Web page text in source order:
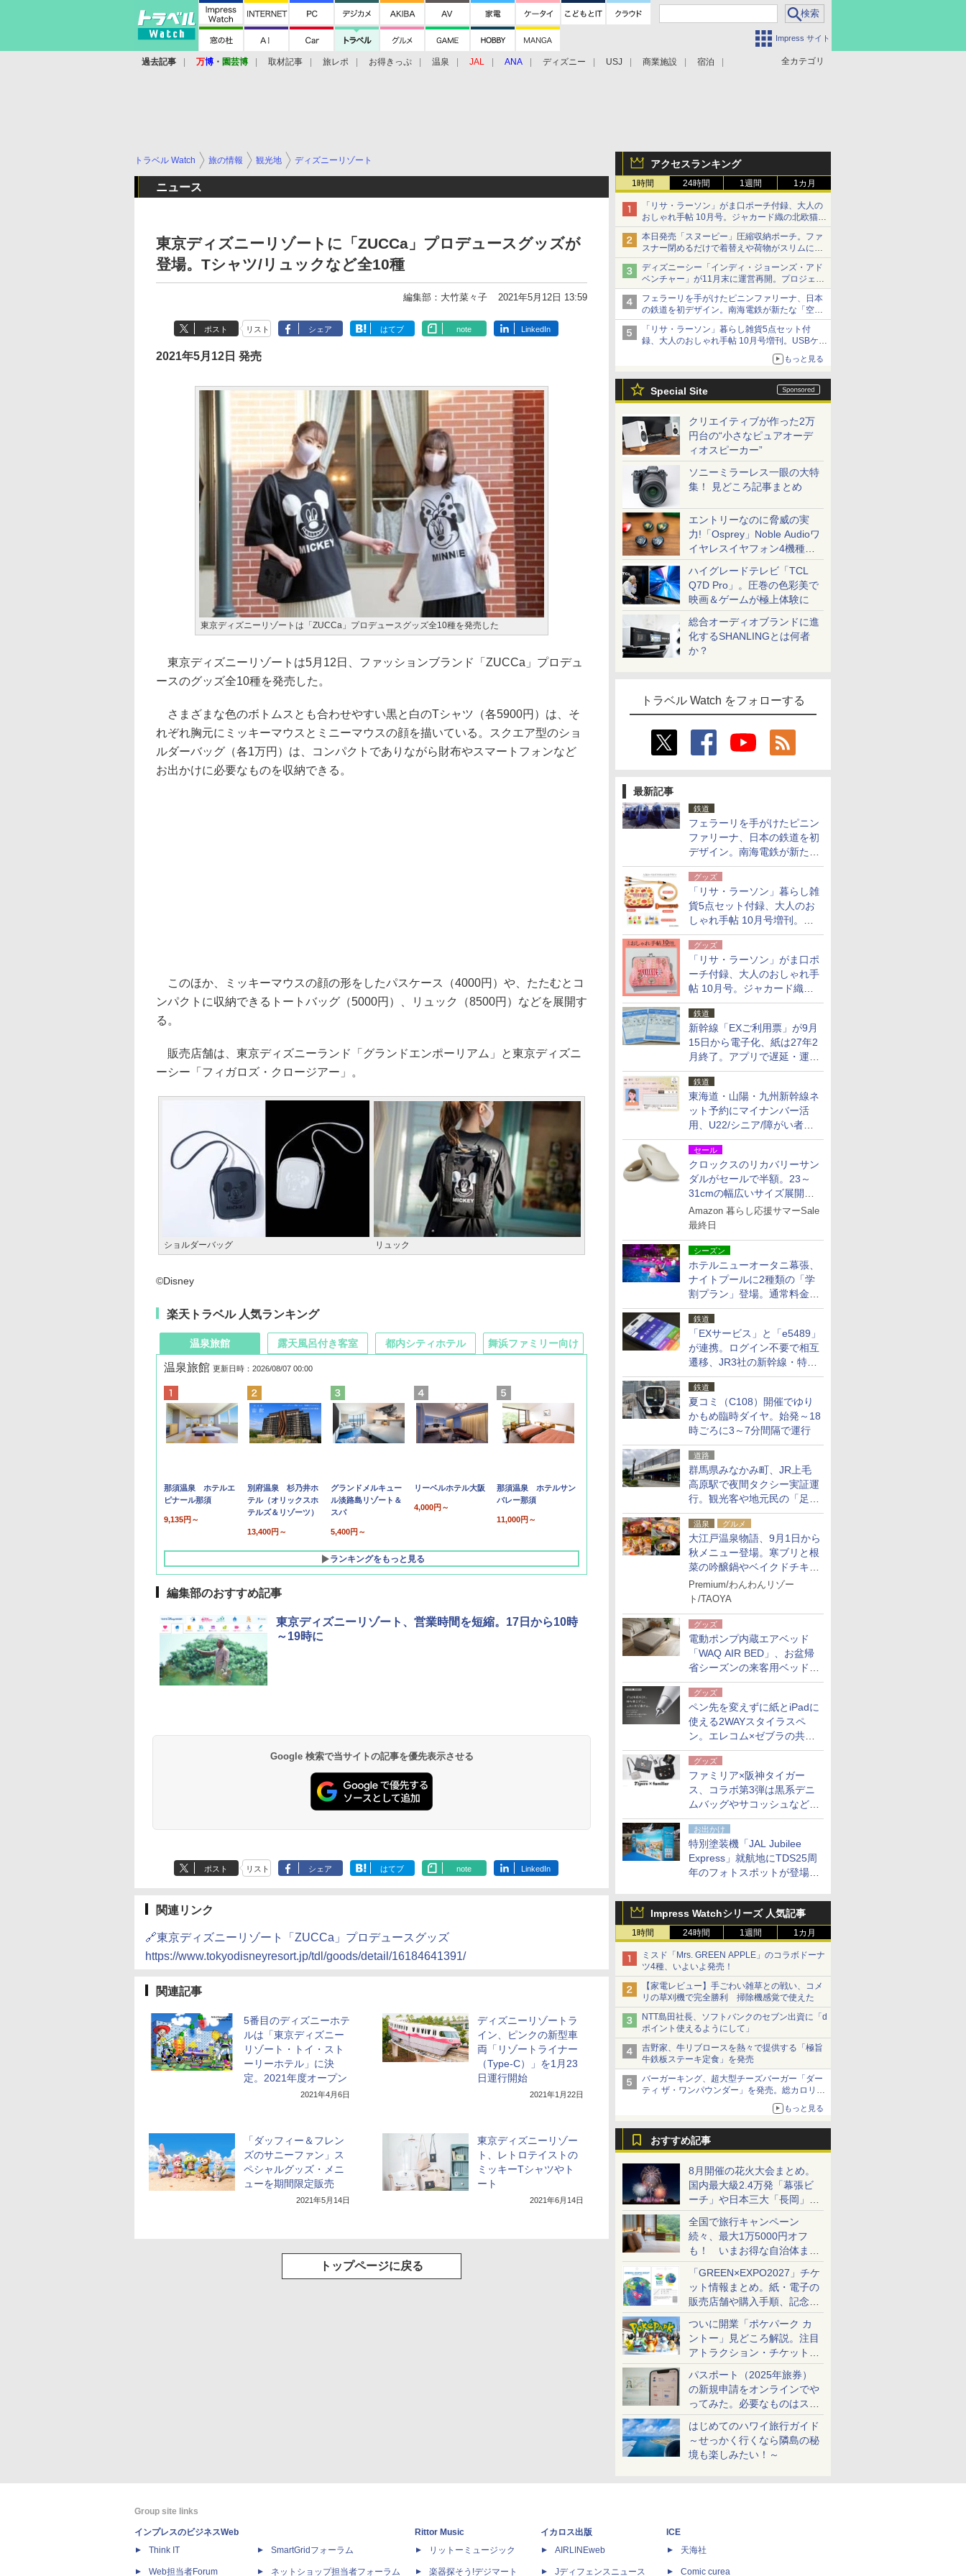
Impress サイト
全カテゴリ
過去記事 万博 ・ 園芸博 取材記事 旅レポ お得きっぷ 温泉 JAL ANA ディズニー USJ 商業施設 宿泊
アクセスランキング
1時間 24時間 1週間 1カ月
「リサ・ラーソン」がま口ポーチ付録、大人の
おしゃれ手帖 10月号。ジャカード織の北欧猫デ
ザイン
本日発売「スヌーピー」圧縮収納ポーチ。ファ
スナー閉めるだけで着替えや荷物がスリムにま
とまる
ディズニーシー「インディ・ジョーンズ・アド
ベンチャー」が11月末に運営再開。プロジェク
ションマッピングを追加、DPAは1500円
フェラーリを手がけたピニンファリーナ、日本
の鉄道を初デザイン。南海電鉄が新たな「空港
特急」をなにわ筋線へ導入
「リサ・ラーソン」暮らし雑貨5点セット付
録、大人のおしゃれ手帖 10月号増刊。USBケー
もっと見る
Special Site
クリエイティブが作った2万
円台の“小さなピュアオーデ
ィオスピーカー”
ソニーミラーレス一眼の大特
集！ 見どころ記事まとめ
エントリーなのに脅威の実
力!「Osprey」Noble Audioワ
イヤレスイヤフォン4機種を
一気に聴く
ハイグレードテレビ「TCL
Q7D Pro」。圧巻の色彩美で
映画＆ゲームが極上体験に
総合オーディオブランドに進
化するSHANLINGとは何者
か？
トラベル Watch をフォローする
最新記事
鉄道
フェラーリを手がけたピニン
ファリーナ、日本の鉄道を初
デザイン。南海電鉄が新たな
「空港特急」をなにわ筋線へ
導入
グッズ
「リサ・ラーソン」暮らし雑
貨5点セット付録、大人のお
しゃれ手帖 10月号増刊。
USBケーブルや缶ケースなど
グッズ
「リサ・ラーソン」がま口ポ
ーチ付録、大人のおしゃれ手
帖 10月号。ジャカード織の
北欧猫デザイン
鉄道
新幹線「EXご利用票」が9月
15日から電子化、紙は27年2
月終了。アプリで遅延・運休
も確認可能に
鉄道
東海道・山陽・九州新幹線ネ
ット予約にマイナンバー活
用、U22/シニア/障がい者割
を9月15日から発売
セール
クロックスのリカバリーサン
ダルがセールで半額。23～
31cmの幅広いサイズ展開、
独自のクッション素材を採用
Amazon 暮らし応援サマーSale
最終日
シーズン
ホテルニューオータニ幕張、
ナイトプールに2種類の「学
割プラン」登場。通常料金の
およそ半額でお得に夜活
鉄道
「EXサービス」と「e5489」
が連携。ログイン不要で相互
遷移、JR3社の新幹線・特急
予約をアプリで一括確認
鉄道
夏コミ（C108）開催でゆり
かもめ臨時ダイヤ。始発～18
時ごろに3～7分間隔で運行
道路
群馬県みなかみ町、JR上毛
高原駅で夜間タクシー実証運
行。観光客や地元民の「足が
ない」課題解消へ、木金土に
2台体制
温泉 グルメ
大江戸温泉物語、9月1日から
秋メニュー登場。寒ブリと根
菜の吟醸鍋やベイクドチキ
ン、ショコラ＆栗スイーツも
食べ放題に
Premium/わんわんリゾー
ト/TAOYA
グッズ
電動ポンプ内蔵エアベッド
「WAQ AIR BED」、お盆帰
省シーズンの来客用ベッドに
も。使用後は収納バッグでコ
ンパクトに保管
グッズ
ペン先を変えずに紙とiPadに
使える2WAYスタイラスペ
ン。エレコム×ゼブラの共同
開発
グッズ
ファミリア×阪神タイガー
ス、コラボ第3弾は黒系デニ
ムバッグやサコッシュなど6
点。8月21日オンラインスト
アで発売
お出かけ
特別塗装機「JAL Jubilee
Express」就航地にTDS25周
年のフォトスポットが登場。
Impress Watchシリーズ 人気記事
1時間 24時間 1週間 1カ月
ミスド「Mrs. GREEN APPLE」のコラボドーナ
ツ4種、いよいよ発売！
【家電レビュー】手ごわい雑草との戦い、コメ
リの草刈機で完全勝利 掃除機感覚で使えた
NTT島田社長、ソフトバンクのセブン出資に「d
ポイント使えるようにして」
吉野家、牛リブロースを熱々で提供する「極旨
牛鉄板ステーキ定食」を発売
バーガーキング、超大型チーズバーガー「ダー
ティ ザ・ワンパウンダー」を発売。総カロリー
もっと見る
おすすめ記事
8月開催の花火大会まとめ。
国内最大級2.4万発「幕張ビ
ーチ」や日本三大「長岡」な
ど大型イベント目白押し！
全国で旅行キャンペーン
続々、最大1万5000円オフ
も！ いまお得な自治体まと
め
「GREEN×EXPO2027」チケ
ット情報まとめ。紙・電子の
販売店舗や購入手順、記念チ
ケットも解説
ついに開業「ポケパーク カ
ントー」見どころ解説。注目
アトラクション・チケット手
配・来場前に必要な準備は？
パスポート（2025年旅券）
の新規申請をオンラインでや
ってみた。必要なものはスマ
ホとマイナカードのみ
はじめてのハワイ旅行ガイド
～せっかく行くなら隣島の秘
境も楽しみたい！～
トラベル Watch 旅の情報 観光地 ディズニーリゾート
ニュース
東京ディズニーリゾートに「ZUCCa」プロデュースグッズが
登場。Tシャツ/リュックなど全10種
編集部：大竹菜々子 2021年5月12日 13:59
ポスト リスト シェア はてブ note LinkedIn
2021年5月12日 発売
東京ディズニーリゾートは「ZUCCa」プロデュースグッズ全10種を発売した
東京ディズニーリゾートは5月12日、ファッションブランド「ZUCCa」プロデュ
ースのグッズ全10種を発売した。
さまざまな色のボトムスとも合わせやすい黒と白のTシャツ（各5900円）は、そ
れぞれ胸元にミッキーマウスとミニーマウスの顔を描いている。スクエア型のショ
ルダーバッグ（各1万円）は、コンパクトでありながら財布やスマートフォンなど
お出かけに必要なものを収納できる。
このほか、ミッキーマウスの顔の形をしたパスケース（4000円）や、たたむとコ
ンパクトに収納できるトートバッグ（5000円）、リュック（8500円）などを展開す
る。
販売店舗は、東京ディズニーランド「グランドエンポーリアム」と東京ディズニ
ーシー「フィガロズ・クロージアー」。
ショルダーバッグ リュック
©Disney
楽天トラベル 人気ランキング
温泉旅館
温泉旅館 更新日時：2026/08/07 00:00
那須温泉 ホテルエ
ピナール那須
9,135円～
別府温泉 杉乃井ホ
テル（オリックスホ
テルズ＆リゾーツ）
13,400円～
グランドメルキュー
ル淡路島リゾート＆
スパ
5,400円～
リーベルホテル大阪
4,000円～
那須温泉 ホテルサン
バレー那須
11,000円～
ランキングをもっと見る
露天風呂付き客室
10,450円～
19,541円～
都内シティホテル 舞浜ファミリー向け
7,950円～
5,758円～
編集部のおすすめ記事
東京ディズニーリゾート、営業時間を短縮。17日から10時
～19時に
Google 検索で当サイトの記事を優先表示させる
ポスト リスト シェア はてブ note LinkedIn
関連リンク
🔗東京ディズニーリゾート「ZUCCa」プロデュースグッズ
https://www.tokyodisneyresort.jp/tdl/goods/detail/16184641391/
関連記事
5番目のディズニーホテ
ルは「東京ディズニー
リゾート・トイ・スト
ーリーホテル」に決
定。2021年度オープン
2021年4月6日
ディズニーリゾートラ
イン、ピンクの新型車
両「リゾートライナー
（Type-C）」を1月23
日運行開始
2021年1月22日
「ダッフィー＆フレン
ズのサニーファン」ス
ペシャルグッズ・メニ
ューを期間限定販売
2021年5月14日
東京ディズニーリゾー
ト、レトロテイストの
ミッキーTシャツやト
ート
2021年6月14日
トップページに戻る
Group site links
インプレスのビジネスWeb
Think IT
Web担当者Forum
SmartGridフォーラム
ネットショップ担当者フォーラム
Rittor Music
リットーミュージック
楽器探そう!デジマート
イカロス出版
AIRLINEweb
Jディフェンスニュース
ICE
天海社
Comic curea